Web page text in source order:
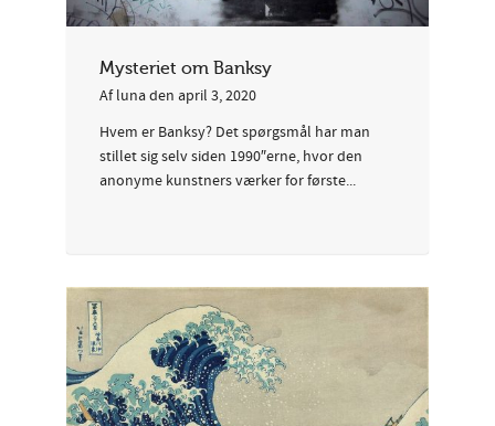
Mysteriet om Banksy
Aflunaden april 3, 2020
Hvem er Banksy? Det spørgsmål har man
stillet sig selv siden 1990″erne, hvor den
anonyme kunstners værker for første...